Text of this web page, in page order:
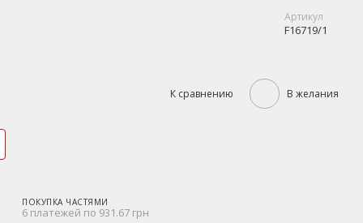
Артикул
F16719/1
К сравнению В желания
ПОКУПКА ЧАСТЯМИ
6 платежей по 931.67 грн